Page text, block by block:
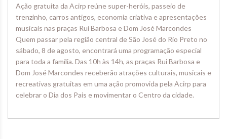
Ação gratuita da Acirp reúne super-heróis, passeio de
trenzinho, carros antigos, economia criativa e apresentações
musicais nas praças Rui Barbosa e Dom José Marcondes
Quem passar pela região central de São José do Rio Preto no
sábado, 8 de agosto, encontrará uma programação especial
para toda a família. Das 10h às 14h, as praças Rui Barbosa e
Dom José Marcondes receberão atrações culturais, musicais e
recreativas gratuitas em uma ação promovida pela Acirp para
celebrar o Dia dos Pais e movimentar o Centro da cidade.